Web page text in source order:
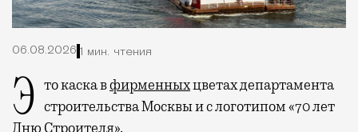
06.08.2026 1 мин. чтения
Это каска вфирменныхцветах департамента
строительства Москвы и с логотипом «70 лет
Дню Строителя».